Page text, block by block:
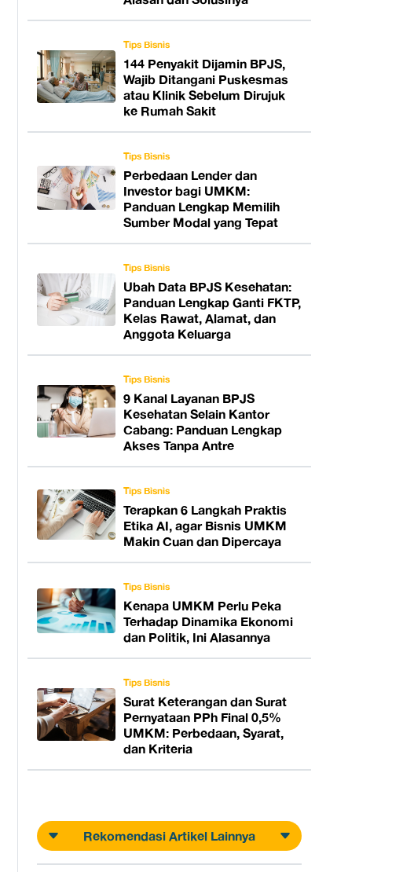
Tips Bisnis
144 Penyakit Dijamin BPJS,
Wajib Ditangani Puskesmas
atau Klinik Sebelum Dirujuk
ke Rumah Sakit
Tips Bisnis
Perbedaan Lender dan
Investor bagi UMKM:
Panduan Lengkap Memilih
Sumber Modal yang Tepat
Tips Bisnis
Ubah Data BPJS Kesehatan:
Panduan Lengkap Ganti FKTP,
Kelas Rawat, Alamat, dan
Anggota Keluarga
Tips Bisnis
9 Kanal Layanan BPJS
Kesehatan Selain Kantor
Cabang: Panduan Lengkap
Akses Tanpa Antre
Tips Bisnis
Terapkan 6 Langkah Praktis
Etika AI, agar Bisnis UMKM
Makin Cuan dan Dipercaya
Tips Bisnis
Kenapa UMKM Perlu Peka
Terhadap Dinamika Ekonomi
dan Politik, Ini Alasannya
Tips Bisnis
Surat Keterangan dan Surat
Pernyataan PPh Final 0,5%
UMKM: Perbedaan, Syarat,
dan Kriteria
Rekomendasi Artikel Lainnya